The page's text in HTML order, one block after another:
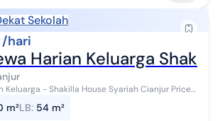
Sekolah
/hari
Harian Keluarga
- Shakilla House Syariah Cianjur Price
m²LB: 54 m²